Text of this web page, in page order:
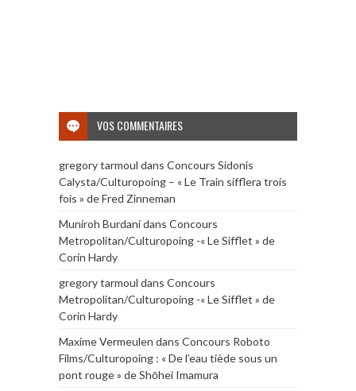
VOS COMMENTAIRES
gregory tarmoul dans Concours Sidonis
Calysta/Culturopoing – « Le Train sifflera trois
fois » de Fred Zinneman
Muniroh Burdanidans Concours
Metropolitan/Culturopoing -« Le Sifflet » de
Corin Hardy
gregory tarmoul dans Concours
Metropolitan/Culturopoing -« Le Sifflet » de
Corin Hardy
Maxime Vermeulen dans Concours Roboto
Films/Culturopoing : « De l’eau tiède sous un
pont rouge » de Shōhei Imamura